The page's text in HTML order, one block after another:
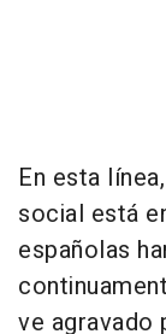
En esta
social está
españolas
ve agravado